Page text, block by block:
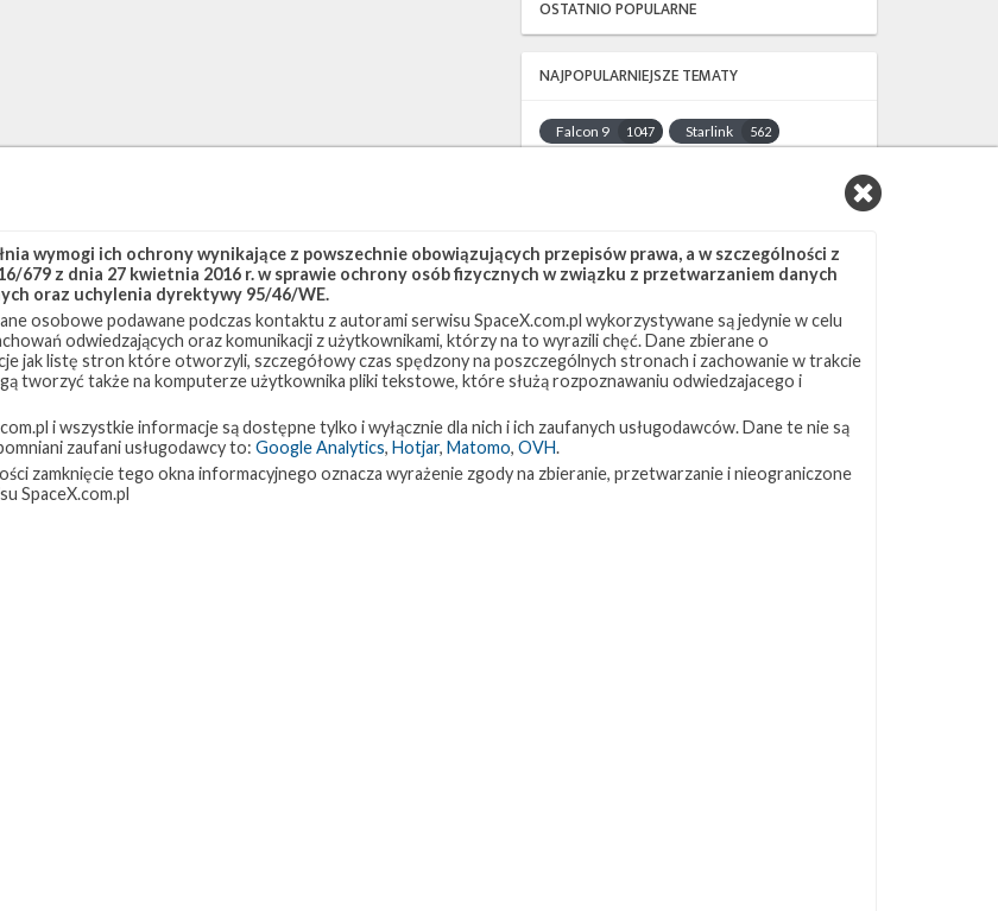
OSTATNIO POPULARNE
NAJPOPULARNIEJSZE TEMATY
Falcon 9 1047 Starlink 562
JRTI 214 ASOG 182
Starship 107 Landing Zone 1 96
Loty załogowe 95 ISS 93
ZAPRZYJAŹNIONE STRONY
Kosmogadka
wymogi ich ochrony wynikające z powszechnie obowiązujących przepisów prawa, a w szczególności z
679 z dnia 27 kwietnia 2016 r. w sprawie ochrony osób fizycznych w związku z przetwarzaniem danych
oraz uchylenia dyrektywy 95/46/WE.
osobowe podawane podczas kontaktu z autorami serwisu SpaceX.com.pl wykorzystywane są jedynie w celu
odwiedzających oraz komunikacji z użytkownikami, którzy na to wyrazili chęć. Dane zbierane o
jak listę stron które otworzyli, szczegółowy czas spędzony na poszczególnych stronach i zachowanie w trakcie
tworzyć także na komputerze użytkownika pliki tekstowe, które służą rozpoznawaniu odwiedzajacego i
i wszystkie informacje są dostępne tylko i wyłącznie dla nich i ich zaufanych usługodawców. Dane te nie są
zaufani usługodawcy to: Google Analytics, Hotjar, Matomo, OVH.
zamknięcie tego okna informacyjnego oznacza wyrażenie zgody na zbieranie, przetwarzanie i nieograniczone
SpaceX.com.pl